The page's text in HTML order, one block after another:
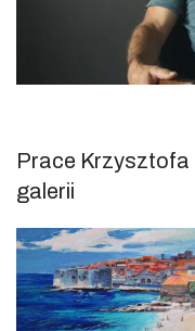
Prace Krzysztofa
galerii